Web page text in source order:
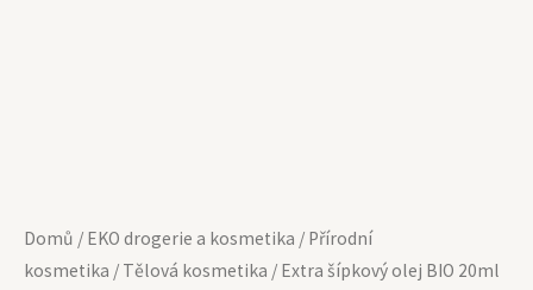
Domů / EKO drogerie a kosmetika / Přírodní
kosmetika / Tělová kosmetika / Extra šípkový olej BIO 20ml